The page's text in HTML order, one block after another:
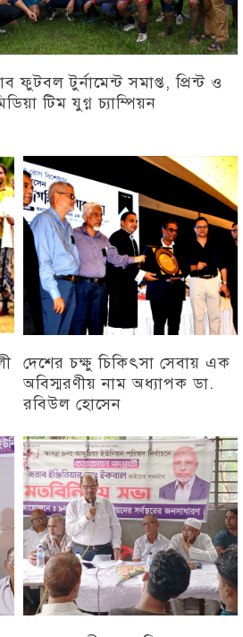
ফুটবল টুর্নামেন্ট সমাপ্ত, প্রিন্ট ও
টিম যুগ্ন চ্যাম্পিয়ন
দেশের চক্ষু চিকিৎসা সেবায় এক
অবিস্মরণীয় নাম অধ্যাপক ডা.
রবিউল হোসেন